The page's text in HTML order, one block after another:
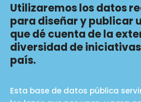
Utilizaremos los datos
para diseñar y publicar
que dé cuenta de la
diversidad de
país.
Esta base de datos pública